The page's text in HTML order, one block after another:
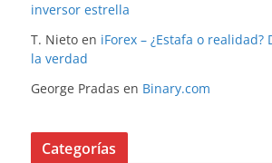
inversor estrella
T. Nieto en iForex – ¿Estafa o realidad?
la verdad
George Pradas en Binary.com
Categorías